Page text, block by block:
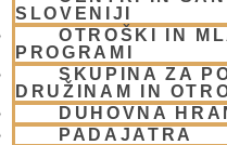
SLOVENIJI
OTROŠKI IN
PROGRAMI
SKUPINA ZA
DRUŽINAM IN
DUHOVNA
PADAJATRA